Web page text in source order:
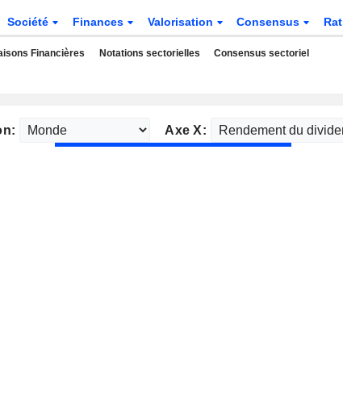
Société Finances Valorisation Consensus
Financières Notations sectorielles Consensus sectoriel
Axe X: